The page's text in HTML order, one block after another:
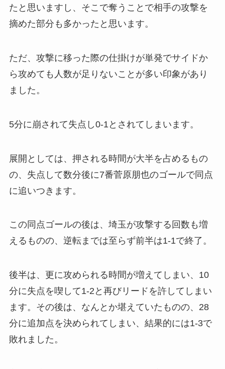
たと思いますし、そこで奪うことで相手の攻撃を
摘めた部分も多かったと思います。
ただ、攻撃に移った際の仕掛けが単発でサイドか
ら攻めても人数が足りないことが多い印象があり
ました。
5分に崩されて失点し0-1とされてしまいます。
展開としては、押される時間が大半を占めるもの
の、失点して数分後に7番菅原朋也のゴールで同点
に追いつきます。
この同点ゴールの後は、埼玉が攻撃する回数も増
えるものの、逆転までは至らず前半は1-1で終了。
後半は、更に攻められる時間が増えてしまい、10
分に失点を喫して1-2と再びリードを許してしまい
ます。その後は、なんとか堪えていたものの、28
分に追加点を決められてしまい、結果的には1-3で
敗れました。